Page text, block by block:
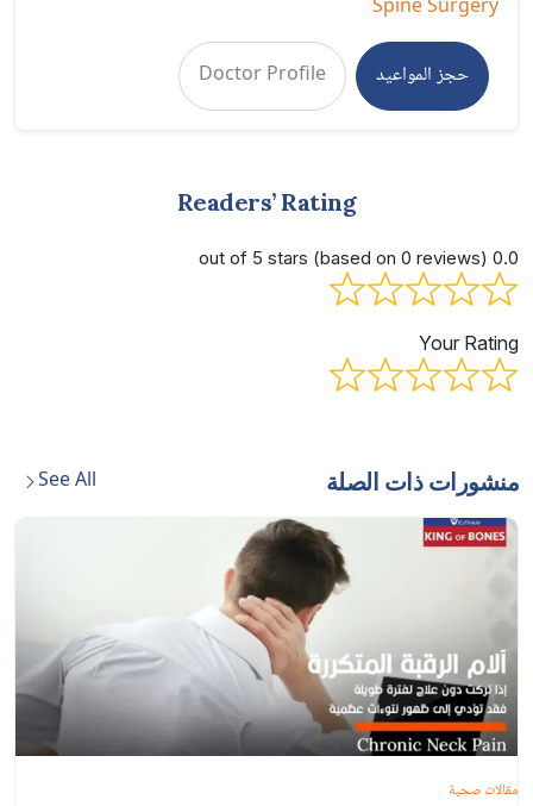
Spine Surgery
حجز المواعيد Doctor Profile
Readers’ Rating
0.0 out of 5 stars (based on 0 reviews)
Your Rating
منشورات ذات الصلة See All
مقالات صحية